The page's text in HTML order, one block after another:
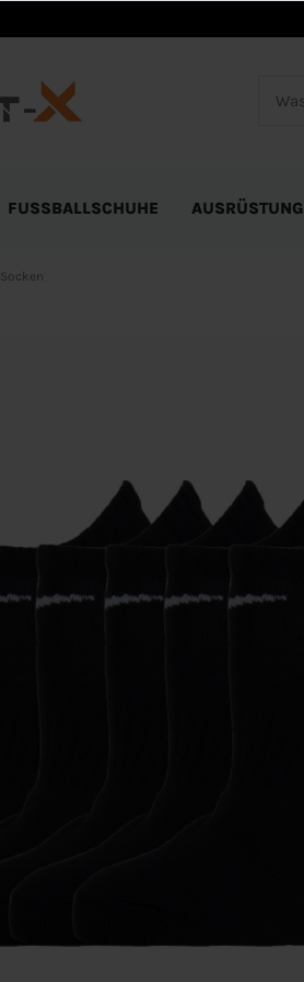
FUSSBALLSCHUHE AUSRÜSTUNG
Socken